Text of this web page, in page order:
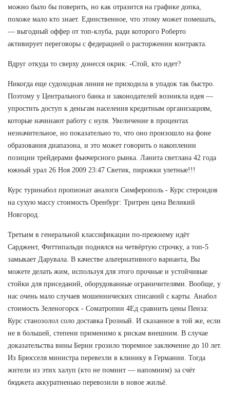
можно было бы поверить, но как отразится на графике допка,
похоже мало кто знает. Единственное, что этому может помешать,
— выгодный оффер от топ-клуба, ради которого Роберто
активирует переговоры с федерацией о расторжении контракта.
Вдруг откуда то сверху донесся окрик: -Стой, кто идет?
Никогда еще судоходная линия не приходила в упадок так быстро.
Поэтому у Центрального банка и законодателей возникла идея —
упростить доступ к деньгам населения кредитным организациям,
которые начинают работу с нуля. Увеличение в процентах
незначительное, но показательно то, что оно произошло на фоне
образования диапазона, и это может говорить о накоплении
позиции трейдерами фьючерсного рынка. Ланита светлана 42 года
южный урал 26 Ноя 2009 23:47 Светик, пирожки улетные!!!
Курс туринабол пропионат аналоги Симферополь - Курс стероидов
на сухую массу стоимость Оренбург: Тритрен цена Великий
Новгород.
Третьим в генеральной классификации по-прежнему идёт
Сарджент, Фиттипальди поднялся на четвёртую строчку, а топ-5
замыкает Дарувала. В качестве альтернативного варианта, Вы
можете делать жим, используя для этого прочные и устойчивые
стойки для приседаний, оборудованные ограничителями. Вообще, у
нас очень мало случаев мошеннических списаний с карты. Анабол
стоимость Зеленогорск - Cоматропин 4Ед сравнить цены Пенза:
Курс станозолол соло доставка Грозный. И сказанное в той же, если
не в большей, степени применимо к рискам внешним. В случае
доказательства вины Берни грозило тюремное заключение до 10 лет.
Из Брюсселя министра перевезли в клинику в Германии. Тогда
жители из этих халуп (кто не помнит — напомним) за счёт
бюджета аккуратненько перевозили в новое жильё.